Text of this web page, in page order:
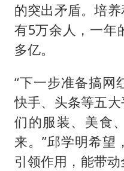
的突出矛盾。培
有5万余人，一年
多亿。
“下一步准备搞网
快手、头条等五
们的服装、美食
来。”邱学明希望
引领作用，能带